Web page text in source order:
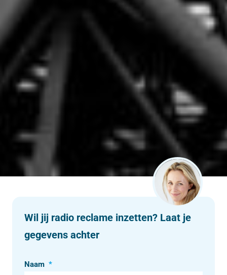
Wil jij radio reclame inzetten? Laat je
gegevens achter
Naam *